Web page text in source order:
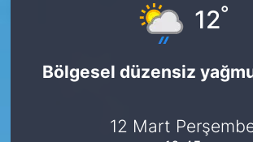
12°
Bölgesel düzensiz
12 Mart